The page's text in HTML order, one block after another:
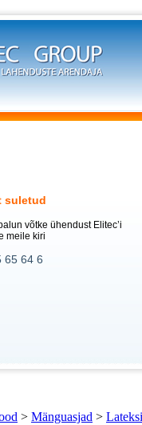
suletud
võtke ühendust Elitec’i
meile kiri
65 64 6
> Mänguasjad >